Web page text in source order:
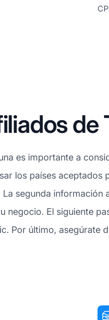
de
es importante a
los países aceptados
segunda información
El siguiente
Por último, asegúrate